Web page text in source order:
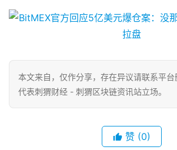
本文来自 ，仅作分享，存在异议请联系平
代表刺猬财经 - 刺猬区块链资讯站立场。
赞 (0)